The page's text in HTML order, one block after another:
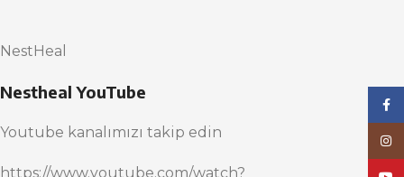
NestHeal
Nestheal YouTube
Youtube kanalımızı takip edin
https://www.youtube.com/watch?